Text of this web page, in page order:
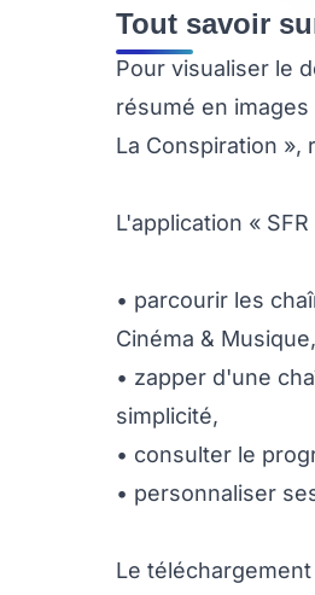
Tout savoir
Pour visualiser le
résumé en
La Conspiration »,
L'application «
• parcourir les
Cinéma &
• zapper d'une
simplicité,
• consulter le
• personnaliser
Le